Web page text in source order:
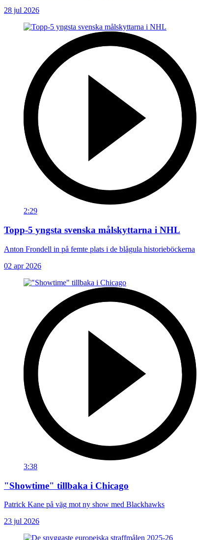
28 jul 2026
2:29
Topp-5 yngsta svenska målskyttarna i NHL
Anton Frondell in på femte plats i de blågula historieböckerna
02 apr 2026
3:38
"Showtime" tillbaka i Chicago
Patrick Kane på väg mot ny show med Blackhawks
23 jul 2026